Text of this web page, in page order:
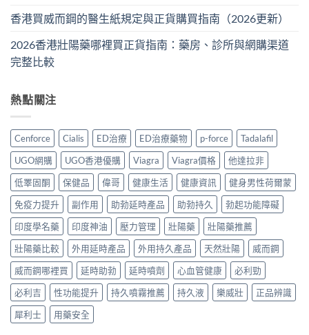
香港買威而鋼的醫生紙規定與正貨購買指南（2026更新）
2026香港壯陽藥哪裡買正貨指南：藥房、診所與網購渠道
完整比較
熱點關注
Cenforce Cialis ED治療 ED治療藥物 p-force
Tadalafil
UGO網購
UGO香港優購 Viagra Viagra價格
他達拉非
低睪固酮
保健品 偉哥 健康生活 健康資訊
健身男性荷爾蒙
免疫力提升
副作用 助勃延時產品 助勃持久
勃起功能障礙
印度學名藥
印度神油 壓力管理 壯陽藥
壯陽藥推薦
壯陽藥比較
外用延時產品 外用持久產品 天然壯陽
威而鋼
威而鋼哪裡買
延時助勃 延時噴劑 心血管健康
必利勁
必利吉
性功能提升 持久噴霧推薦 持久液 樂威壯
正品辨識
犀利士
用藥安全